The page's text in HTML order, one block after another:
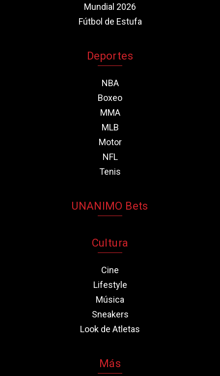
Mundial 2026
Fútbol de Estufa
Deportes
NBA
Boxeo
MMA
MLB
Motor
NFL
Tenis
UNANIMO Bets
Cultura
Cine
Lifestyle
Música
Sneakers
Look de Atletas
Más